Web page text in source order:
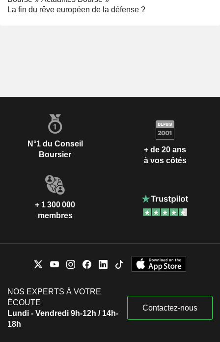
La fin du rêve européen de la défense ?
N°1 du Conseil
Boursier
+ de 20 ans
à vos côtés
+ 1 300 000
membres
NOS EXPERTS À VOTRE
ÉCOUTE
Lundi - Vendredi 9h-12h / 14h-
18h
Contactez-nous